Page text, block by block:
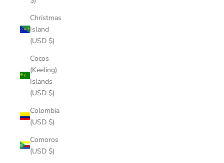
Christmas
Island
(USD $)
Cocos
(Keeling)
Islands
(USD $)
Colombia
(USD $)
Comoros
(USD $)